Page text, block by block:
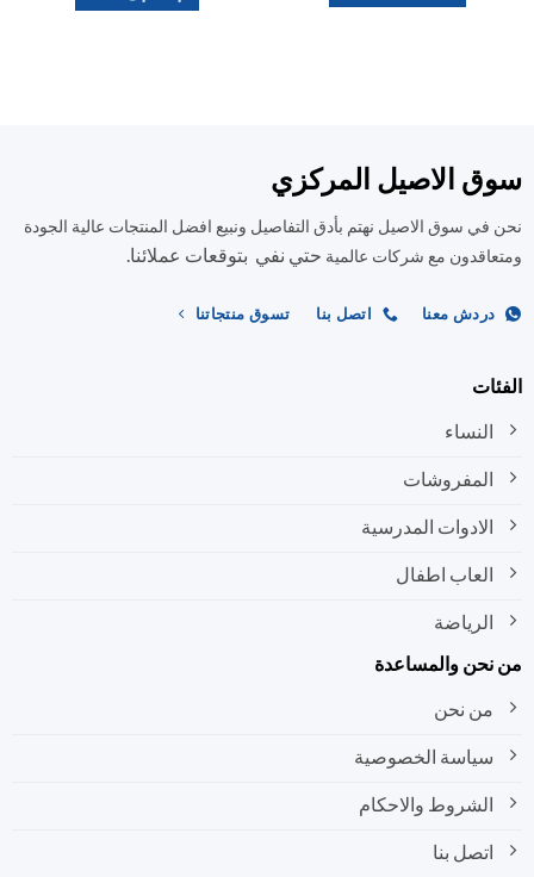
المنتج.
يمكن
اختيار
على
المنتج
الاصيل المركزي
سوق الاصيل نهتم بأدق التفاصيل ونبيع افضل المنتجات عالية الجودة
مع شركات عالميةحتي نفي بتوقعات عملائنا.
دردش معنا اتصل بنا تسوق منتجاتنا
النساء
المفروشات
الادوات المدرسية
العاب اطفال
الرياضة
والمساعدة
من نحن
سياسة الخصوصية
الشروط والاحكام
اتصل بنا